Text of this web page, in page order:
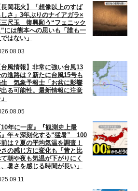
長岡花火】「想像以上のすば
しさ」3年ぶりのナイアガラ×
三尺玉 復興願う“フェニック
”には熊本への思いも「誰も一
はない」
台風情報】非常に強い台風13
進路は？新たに台風15号も
生 気象予報士「お盆に影響
る可能性。最新情報に注意
10年に一度』『観測史上最
』年々深刻化する“猛暑” 100
は？夏の平均気温を調査！
の感じ方に変化も「昔と比
朝や夜も気温が下がりにく
、暑さを感じる時間が長い」